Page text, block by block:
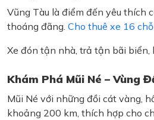
Vũng Tàu là điểm đến yêu thích
thoáng đãng. Cho thuê xe 16 chỗ
Xe đón tận nhà, trả tận bãi biển,
Khám Phá Mũi Né – Vùng
Mũi Né với những đồi cát vàng,
khoảng 200 km, thích hợp cho